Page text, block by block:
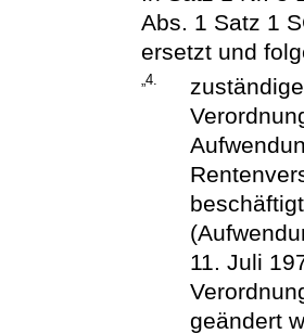
Abs. 1 Satz 1
ersetzt und
„4.
11. Juli
geändert